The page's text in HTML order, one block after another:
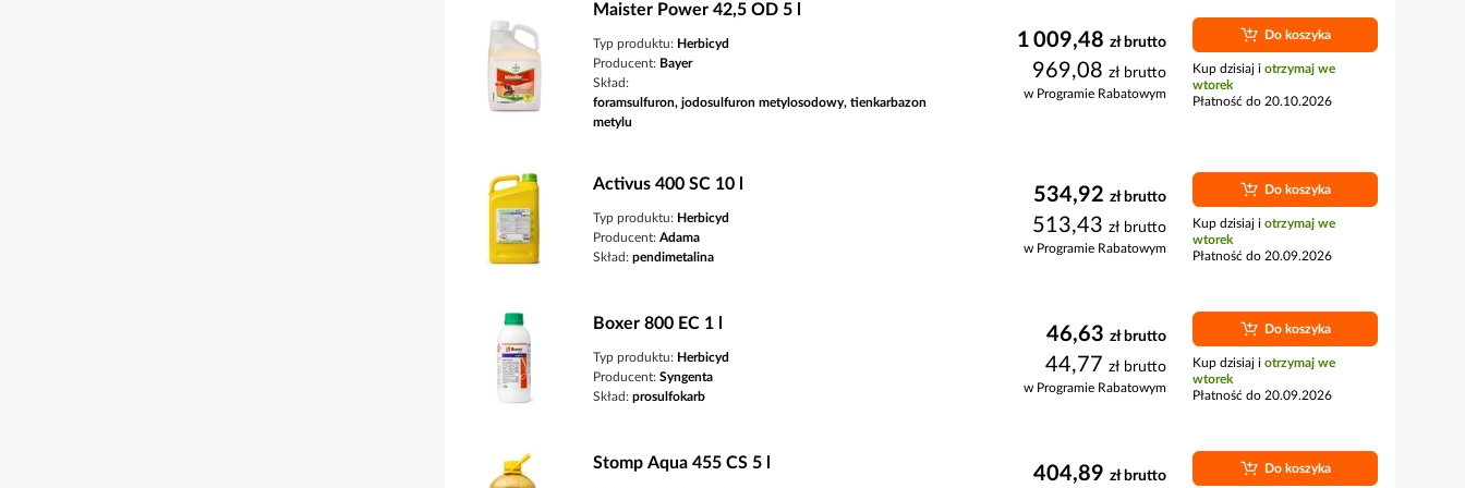
Maister Power 42,5 OD 5 l
Typ produktu: Herbicyd
Producent: Bayer
Skład:
foramsulfuron, jodosulfuron metylosodowy, tienkarbazon
metylu
1 009,48 zł brutto
969,08 zł brutto
w Programie Rabatowym
Do koszyka
Kup dzisiaj i otrzymaj we
wtorek
Płatność do 20.10.2026
Activus 400 SC 10 l
Typ produktu: Herbicyd
Producent: Adama
Skład: pendimetalina
534,92 zł brutto
513,43 zł brutto
w Programie Rabatowym
Do koszyka
Kup dzisiaj i otrzymaj we
wtorek
Płatność do 20.09.2026
Boxer 800 EC 1 l
Typ produktu: Herbicyd
Producent: Syngenta
Skład: prosulfokarb
46,63 zł brutto
44,77 zł brutto
w Programie Rabatowym
Do koszyka
Kup dzisiaj i otrzymaj we
wtorek
Płatność do 20.09.2026
Stomp Aqua 455 CS 5 l 404,89 zł brutto Do koszyka